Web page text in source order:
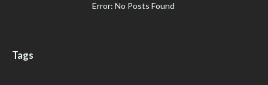
Error: No Posts Found
Tags